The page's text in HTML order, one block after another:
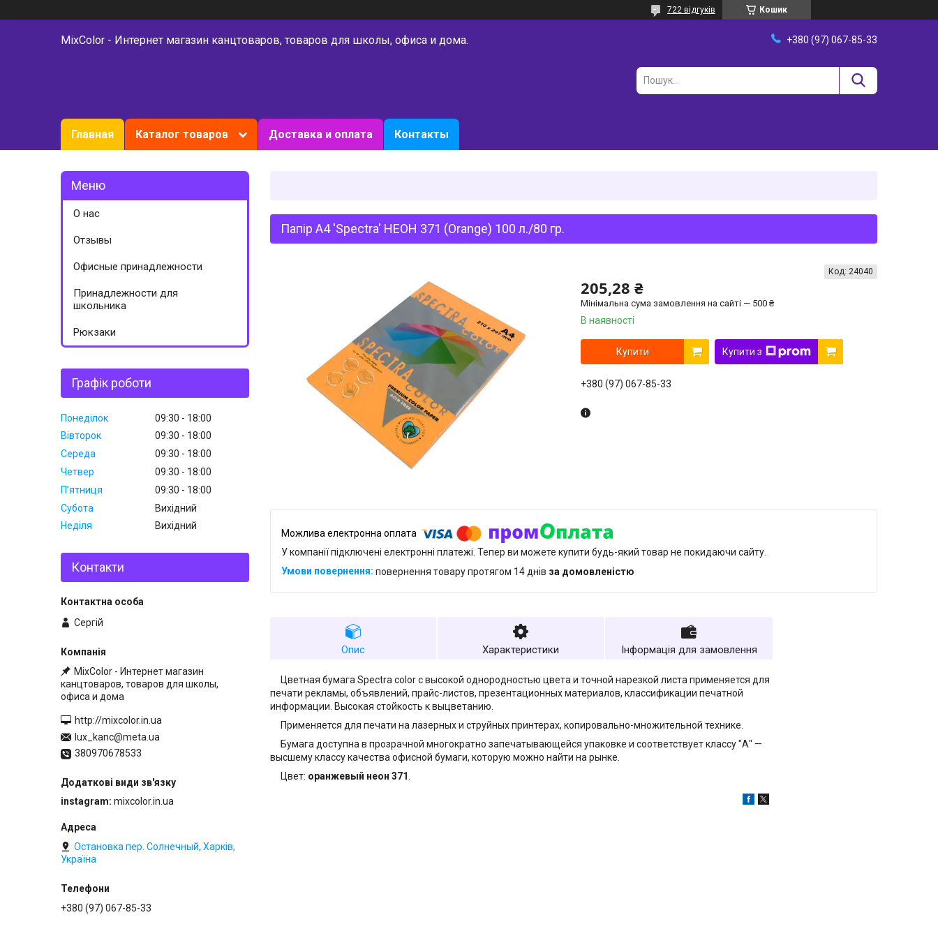
Кошик
722 відгуків
MixColor - Интернет магазин канцтоваров, товаров для школы, офиса и дома. +380 (97) 067-85-33
Главная Каталог товаров Доставка и оплата Контакты
Папір A4 'Spectra' НЕОН 371 (Orange) 100 л./80 гр.
205,28 ₴
Мінімальна сума замовлення на сайті — 500 ₴
В наявності
Код: 24040
Купити Купити з
+380 (97) 067-85-33
У компанії підключені електронні платежі. Тепер ви можете купити будь-який товар не покидаючи сайту.
повернення товару протягом 14 днів за домовленістю
Опис Характеристики Інформація для замовлення
Цветная бумага Spectra color с высокой однородностью цвета и точной нарезкой листа применяется для
печати рекламы, объявлений, прайс-листов, презентационных материалов, классификации печатной
информации. Высокая стойкость к выцветанию.
Применяется для печати на лазерных и струйных принтерах, копировально-множительной технике.
Бумага доступна в прозрачной многократно запечатывающейся упаковке и соответствует классу "А" —
высшему классу качества офисной бумаги, которую можно найти на рынке.
Цвет: оранжевый неон 371
О нас
Отзывы
Офисные принадлежности
Принадлежности для
школьника
Рюкзаки
Графік роботи
Понеділок 09:30
18:00
Вівторок
09:30
18:00
Середа
09:30
18:00
Четвер
09:30
18:00
Пʼятниця
09:30
18:00
Субота
Вихідний
Неділя
Вихідний
Контакти
Сергій
MixColor - Интернет магазин
канцтоваров, товаров для школы,
офиса и дома
http://mixcolor.in.ua
lux_kanc@meta.ua
380970678533
instagram mixcolor.in.ua
Остановка пер. Солнечный, Харків,
Україна
+380 (97) 067-85-33